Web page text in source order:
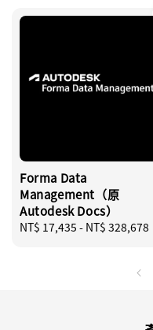
Forma Data
Management（原
Autodesk Docs）
Regular
NT$ 17,435 - NT$ 328,678